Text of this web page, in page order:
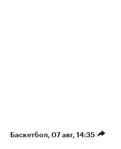
Баскетбол⁠, 07 авг, 14:35